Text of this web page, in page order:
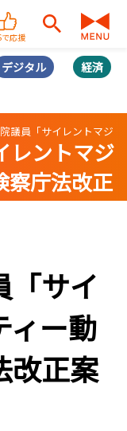
で応援
デジタル 経済
議員「サイレントマジ
レントマジ
庁法改正
「サイ
ィー動
正案